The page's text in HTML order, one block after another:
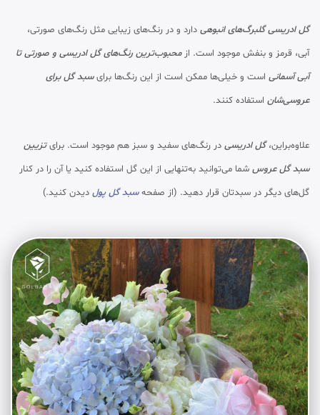
گل ادریسی گلبرگ‌های انبوهی دارد و در رنگ‌های زیبایی مثل رنگ‌های صورتی،
آبی، قرمز و بنفش موجود است. ازمحبوب‌ترین رنگ‌های گل ادریسی و صورتی تا
آبی آسمانی است و خیلی‌ها ممکن است از این رنگ‌ها برایسبد گل برای
عروسی‌شان استفاده کنند.
علاوه‌براین، گل ادریسی در رنگ‌های سفید و سبز هم موجود است. برایتزیین
سبد گل عروس شما می‌توانید به‌تنهایی از این گل استفاده کنید یا آن را در کنار
گل‌های دیگر در سبدتان قرار دهید. (از صفحهسبد گل پول دیدن کنید.)